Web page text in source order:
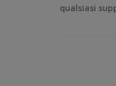
qualsiasi